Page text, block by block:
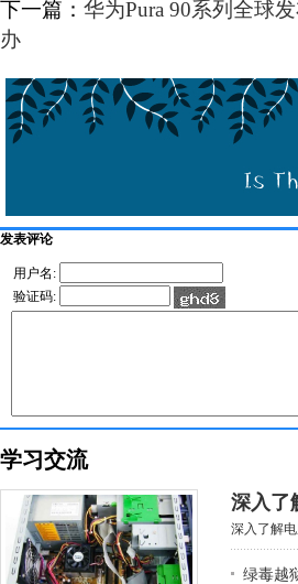
下一篇： 华为Pura 90系列全球
办
发表评论
用户名:
验证码:
学习交流
深入了
深入了解
绿毒越